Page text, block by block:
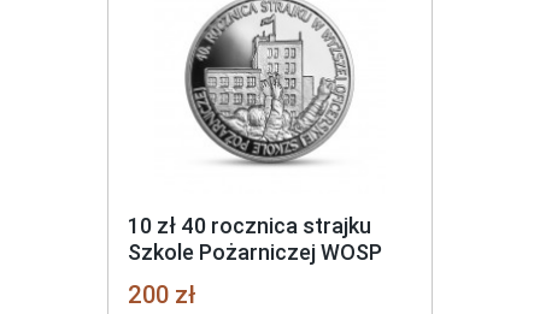
10 zł 40 rocznica strajku
Szkole Pożarniczej WOSP
200 zł